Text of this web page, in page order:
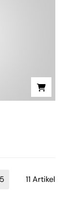
11 Artikel